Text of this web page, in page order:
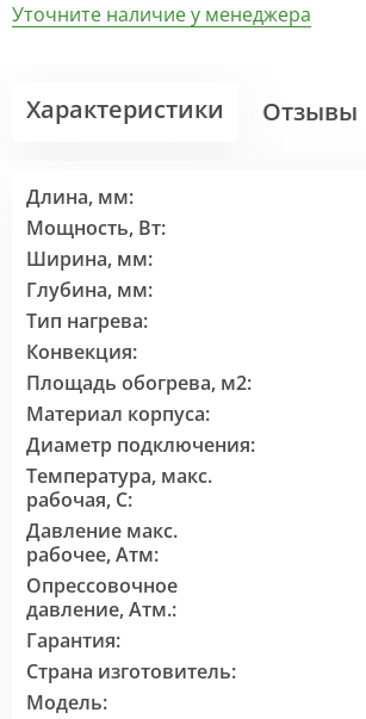
Уточните наличие у менеджера
Характеристики Отзывы
Длина, мм:
Мощность, Вт:
Ширина, мм:
Глубина, мм:
Тип нагрева:
Конвекция:
Площадь обогрева, м2:
Материал корпуса:
Диаметр подключения:
Температура, макс.
рабочая, С:
Давление макс.
рабочее, Атм:
Опрессовочное
давление, Атм.:
Гарантия:
Страна изготовитель:
Модель: